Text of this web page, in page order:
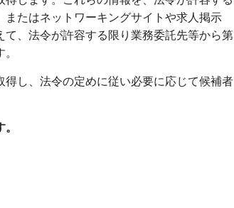
たはネットワーキングサイトや求人掲示
、法令が許容する限り業務委託先等から第
し、法令の定めに従い必要に応じて候補者